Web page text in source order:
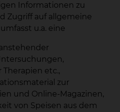
Informationen zu
Zugriff auf allgemeine
u.a. eine
etc.,
zur
und Online-Magazinen,
von Speisen aus dem